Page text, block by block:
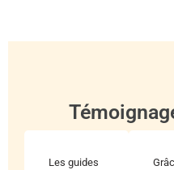
Les guides